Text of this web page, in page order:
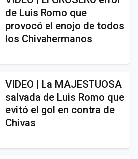
de Luis Romo que
provocó el enojo de todos
los Chivahermanos
VIDEO | La MAJESTUOSA
salvada de Luis Romo que
evitó el gol en contra de
Chivas